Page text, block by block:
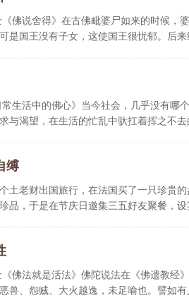
佛说舍得》在古佛毗婆尸如来的时候，
是国王没有子女，这使国王很忧郁。后来
生活中的佛心》当今社会，几乎没有哪
与渴望，在生活的忙乱中驮扛着挥之不去
缚
土老财出国旅行，在法国买了一只珍贵的
品，于是在节庆日邀集三五好友聚餐，设
佛法就是活法》佛陀说法在《佛遗教经
兽、怨贼、大火越逸，未足喻也。譬如有